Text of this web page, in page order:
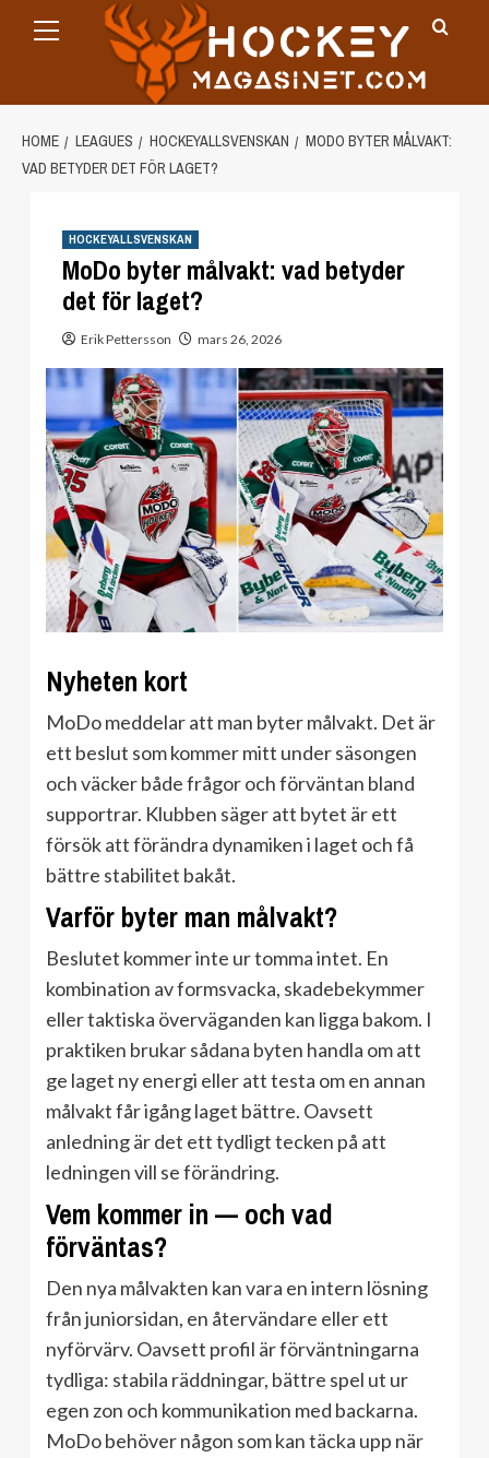
Menu
HOME LEAGUES HOCKEYALLSVENSKAN
MODO BYTER MÅLVAKT:
VAD BETYDER DET FÖR LAGET?
HOCKEYALLSVENSKAN
MoDo byter målvakt: vad betyder
det för laget?
Erik Pettersson mars 26, 2026
Nyheten kort
MoDo meddelar att man byter målvakt. Det är
ett beslut som kommer mitt under säsongen
och väcker både frågor och förväntan bland
supportrar. Klubben säger att bytet är ett
försök att förändra dynamiken i laget och få
bättre stabilitet bakåt.
Varför byter man målvakt?
Beslutet kommer inte ur tomma intet. En
kombination av formsvacka, skadebekymmer
eller taktiska överväganden kan ligga bakom. I
praktiken brukar sådana byten handla om att
ge laget ny energi eller att testa om en annan
målvakt får igång laget bättre. Oavsett
anledning är det ett tydligt tecken på att
ledningen vill se förändring.
Vem kommer in — och vad
förväntas?
Den nya målvakten kan vara en intern lösning
från juniorsidan, en återvändare eller ett
nyförvärv. Oavsett profil är förväntningarna
tydliga: stabila räddningar, bättre spel ut ur
egen zon och kommunikation med backarna.
MoDo behöver någon som kan täcka upp när